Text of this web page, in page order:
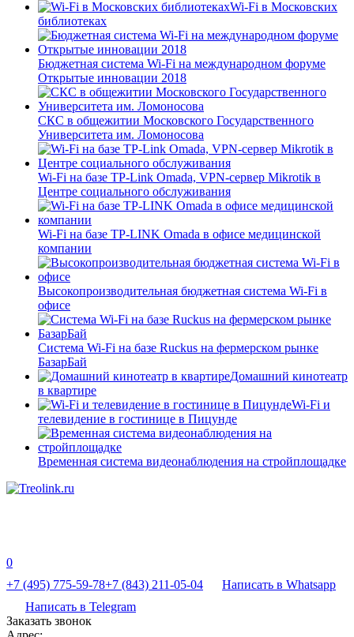
Wi-Fi в Московских
библиотеках
Бюджетная система Wi-Fi на международном форуме
Открытые инновации 2018
СКС в общежитии Московского Государственного
Университета им. Ломоносова
Wi-Fi на базе TP-Link Omada, VPN-сервер Mikrotik в
Центре социального обслуживания
Wi-Fi на базе TP-LINK Omada в офисе медицинской
компании
Высокопроизводительная бюджетная система Wi-Fi в
офисе
Система Wi-Fi на базе Ruckus на фермерском рынке
БазарБай
Домашний кинотеатр
в квартире
Wi-Fi и
телевидение в гостинице в Пицунде
Временная система видеонаблюдения на стройплощадке
0
+7 (495) 775-59-78+7 (843) 211-05-04
Написать в Whatsapp
Написать в Telegram
Заказать звонок